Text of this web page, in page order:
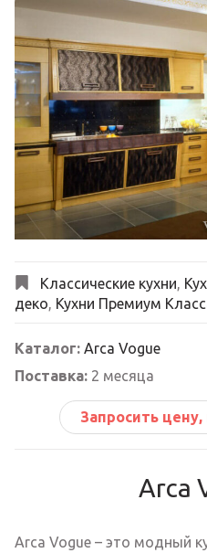
Классические кухни,
деко, Кухни Премиум
Каталог: Arca Vogue
Поставка: 2 месяца
Запросить
Arca
Arca Vogue – это модный